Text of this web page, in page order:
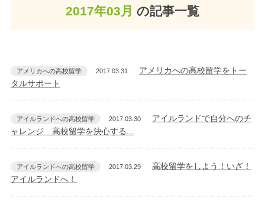
2017年03月 の記事一覧
アメリカへの高校留学 2017.03.31
アメリカへの高校留学をトー
タルサポート
アイルランドへの高校留学 2017.03.30
アイルランドで自分へのチ
ャレンジ 高校留学を決心する...
アイルランドへの高校留学 2017.03.29
高校留学をしよう！いざ！
アイルランドへ！